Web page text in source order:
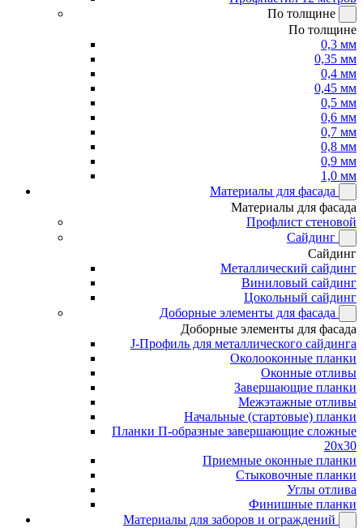
По толщине
По толщине
0,3 мм
0,35 мм
0,4 мм
0,45 мм
0,5 мм
0,6 мм
0,7 мм
0,8 мм
0,9 мм
1,0 мм
Материалы для фасада
Материалы для фасада
Профлист стеновой
Сайдинг
Сайдинг
Металлический сайдинг
Виниловый сайдинг
Цокольный сайдинг
Доборные элементы для фасада
Доборные элементы для фасада
J-Профиль для металлического сайдинга
Околооконные планки
Оконные отливы
Завершающие планки
Межэтажные отливы
Начальные (стартовые) планки
Планки П-образные завершающие сложные
20x30
Приемные оконные планки
Стыковочные планки
Углы отлива
Финишные планки
Материалы для заборов и ограждений